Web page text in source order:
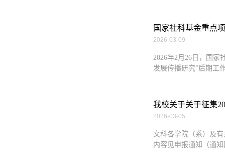
国家社科基金重点
2026-03-09
2026年2月26日，国家
发展传播研究”后期工
我校关于关于征集
2026-03-05
文科各学院（系）及
内容见申报通知（通知